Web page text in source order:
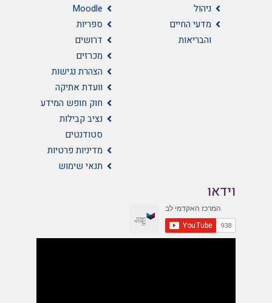
ניהול
מדעי החיים
והבריאות
Moodle
ספריות
דרושים
מכרזים
הצהרת נגישות
וועדת אתיקה
חוק חופש המידע
נציב קבילות
סטודנטים
מדיניות פרטיות
תנאי שימוש
וידאו